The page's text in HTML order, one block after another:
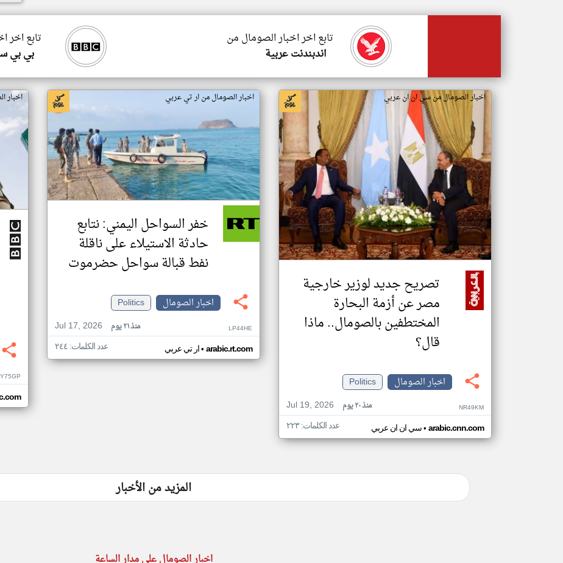
تابع اخر
بي بي
تابع اخر اخبار الصومال من
اندبندنت عربية
اخبار الصومال من سي ان ان عربي
تصريح جديد لوزير خارجية
مصر عن أزمة البحارة
المختطفين بالصومال.. ماذا
قال؟
اخبار الصومال
Politics
Jul 19, 2026
منذ ٢٠ يوم NR49KM
سي ان ان عربي• arabic.cnn.com عدد الكلمات: ٢٢٣
اخبار الصومال من ار تي عربي
خفر السواحل اليمني: نتابع
حادثة الاستيلاء على ناقلة
نفط قبالة سواحل حضرموت
اخبار الصومال
Politics
Jul 17, 2026
منذ ٢١ يوم LP44HE
ار تي عربي• arabic.rt.com عدد الكلمات: ٢٤٤
اخبار
المزيد من الأخبار